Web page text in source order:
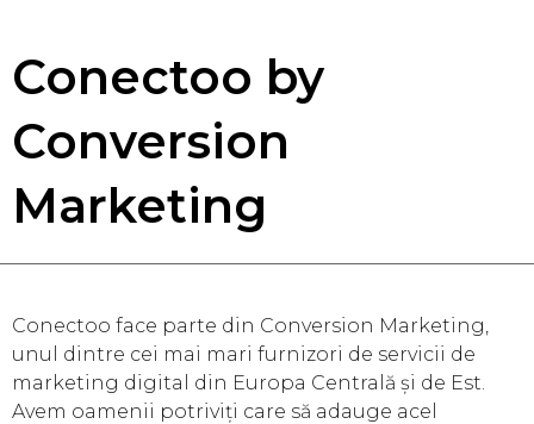
Conectoo by
Conversion
Marketing
Conectoo face parte din Conversion Marketing,
unul dintre cei mai mari furnizori de servicii de
marketing digital din Europa Centrală și de Est.
Avem oamenii potriviți care să adauge acel